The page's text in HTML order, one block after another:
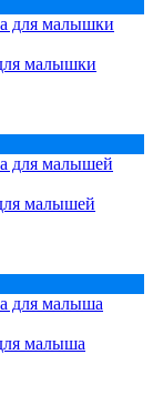
малышки
малышей
малыша